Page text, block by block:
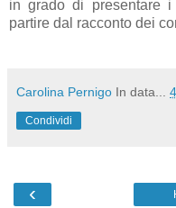
in grado di presentare
partire dal racconto dei
Carolina Pernigo In data...
Condividi
‹